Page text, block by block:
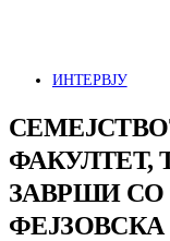
ИНТЕРВЈУ
ФАКУЛТЕТ,
ЗАВРШИ СО